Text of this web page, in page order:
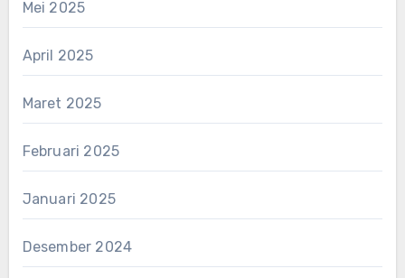
Mei 2025
April 2025
Maret 2025
Februari 2025
Januari 2025
Desember 2024